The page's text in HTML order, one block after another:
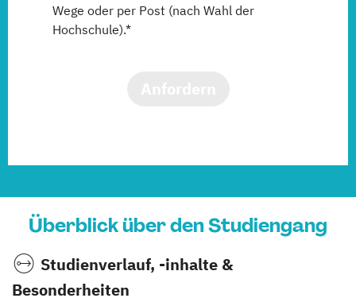
Wege oder per Post (nach Wahl der
Hochschule).*
Überblick über den Studiengang
Studienverlauf, -inhalte &
Besonderheiten